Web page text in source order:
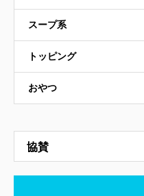
スープ系
トッピング
おやつ
協賛